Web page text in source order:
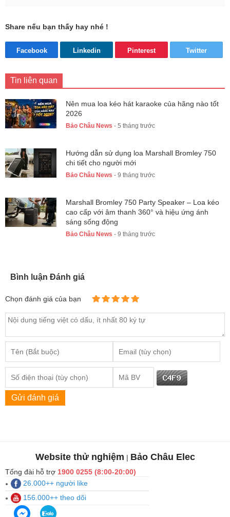
Share nếu bạn thấy hay nhé !
Facebook Linkedin Pinterest Twitter
Tin liên quan
Nên mua loa kéo hát karaoke của hãng nào tốt
2026
Bảo Châu News - 5 tháng trước
Hướng dẫn sử dụng loa Marshall Bromley 750
chi tiết cho người mới
Bảo Châu News - 9 tháng trước
Marshall Bromley 750 Party Speaker – Loa kéo
cao cấp với âm thanh 360° và hiệu ứng ánh
sáng sống động
Bảo Châu News - 9 tháng trước
Bình luận Đánh giá
Chọn đánh giá của bạn
Gửi đánh giá
Website thử nghiệm | Bảo Châu Elec
Tổng đài hỗ trợ 1900 0255 (8:00-20:00)
26.000++ người like
156.000++ theo dõi